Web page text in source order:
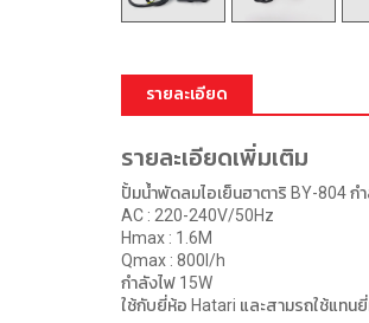
รายละเอียด
รายละเอียดเพิ่มเติม
ปั้มน้ำพัดลมไอเย็นฮาตาริ BY-804 ก
AC : 220-240V/50Hz
Hmax : 1.6M
Qmax : 800I/h
กำลังไฟ 15W
ใช้กับยี่ห้อ Hatari และสามรถใช้แทน